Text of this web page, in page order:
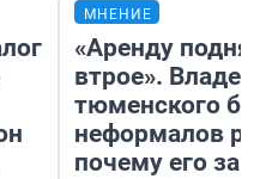
МНЕНИЕ
«Аренду
втрое».
тюменского
неформалов
почему его